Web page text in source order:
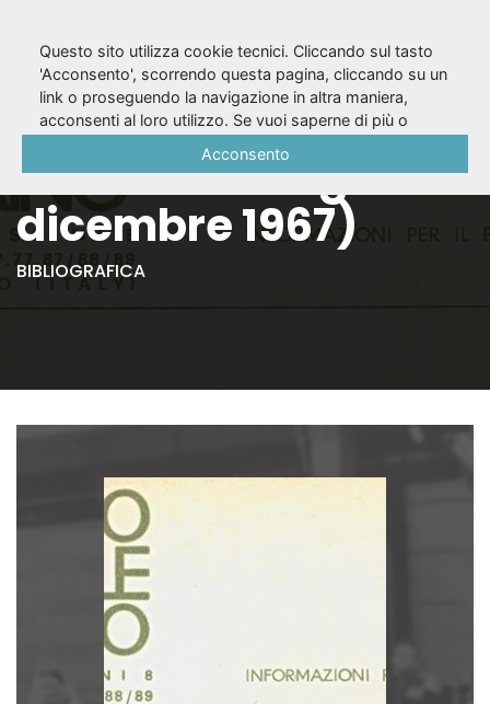
Notiziario n. 17 (2°
sem. 1967 = luglio-
dicembre 1967)
BIBLIOGRAFICA
Questo sito utilizza cookie tecnici. Cliccando sul tasto
'Acconsento', scorrendo questa pagina, cliccando su un
link o proseguendo la navigazione in altra maniera,
acconsenti al loro utilizzo. Se vuoi saperne di più o
Acconsento